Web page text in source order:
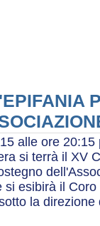
alle ore
si terrà il XV
si esibirà il
la